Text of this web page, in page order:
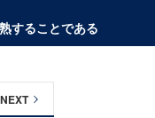
することである
NEXT